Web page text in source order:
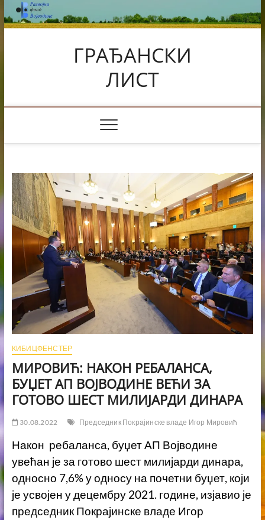
Skip
to
content
ГРАЂАНСКИ
ЛИСТ
КИБИЦФЕНСТЕР
МИРОВИЋ: НАКОН РЕБАЛАНСА,
БУЏЕТ АП ВОЈВОДИНЕ ВЕЋИ ЗА
ГОТОВО ШЕСТ МИЛИЈАРДИ ДИНАРА
30.08.2022 Председник Покрајинске владе Игор Мировић
Након ребаланса, буџет АП Војводине
увећан је за готово шест милијарди динара,
односно 7,6% у односу на почетни буџет, који
је усвојен у децембру 2021. године, изјавио је
председник Покрајинске владе Игор